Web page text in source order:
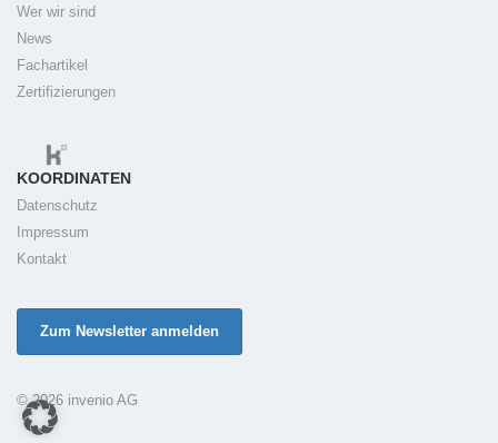
Wer wir sind
News
Fachartikel
Zertifizierungen
KOORDINATEN
Datenschutz
Impressum
Kontakt
Zum Newsletter anmelden
© 2026 invenio AG